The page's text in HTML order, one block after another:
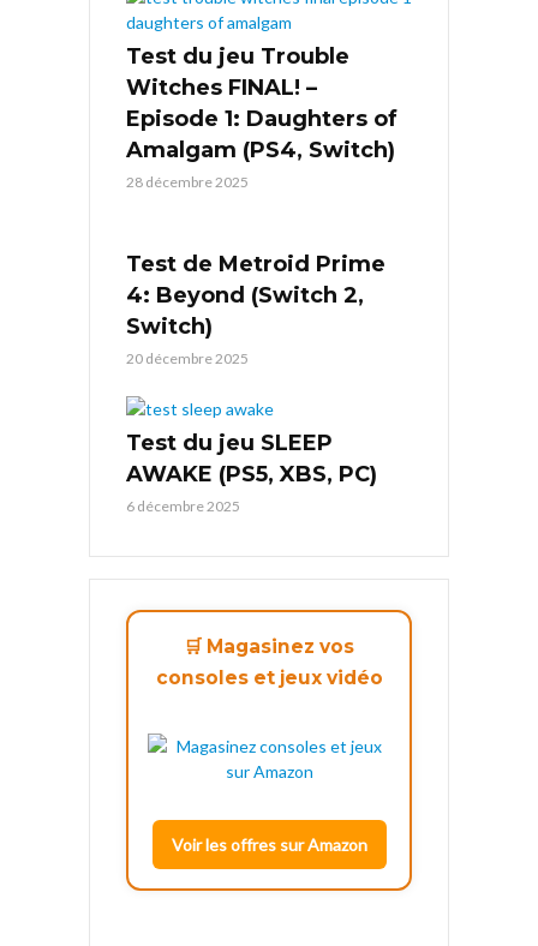
Test du jeu Trouble
Witches FINAL! –
Episode 1: Daughters of
Amalgam (PS4, Switch)
28 décembre 2025
Test de Metroid Prime
4: Beyond (Switch 2,
Switch)
20 décembre 2025
Test du jeu SLEEP
AWAKE (PS5, XBS, PC)
6 décembre 2025
🛒 Magasinez vos
consoles et jeux vidéo
Voir les offres sur Amazon